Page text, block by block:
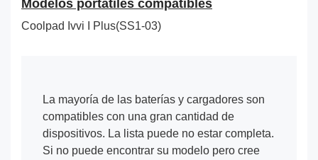
Modelos portatiles compatibles
Coolpad Ivvi I Plus(SS1-03)
La mayoría de las baterías y cargadores son
compatibles con una gran cantidad de
dispositivos. La lista puede no estar completa.
Si no puede encontrar su modelo pero cree